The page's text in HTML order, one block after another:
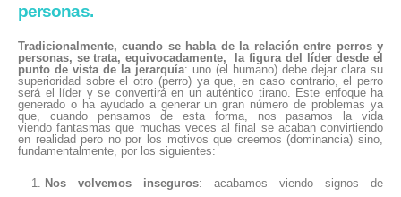
personas.
Tradicionalmente, cuando se habla de la relación entre perros y
personas, se trata, equivocadamente, la figura del líder desde el
punto de vista de la jerarquía: uno (el humano) debe dejar clara su
superioridad sobre el otro (perro) ya que, en caso contrario, el perro
será el líder y se convertirá en un auténtico tirano. Este enfoque ha
generado o ha ayudado a generar un gran número de problemas ya
que, cuando pensamos de esta forma, nos pasamos la vida
viendo fantasmas que muchas veces al final se acaban convirtiendo
en realidad pero no por los motivos que creemos (dominancia) sino,
fundamentalmente, por los siguientes:
Nos volvemos inseguros: acabamos viendo signos de